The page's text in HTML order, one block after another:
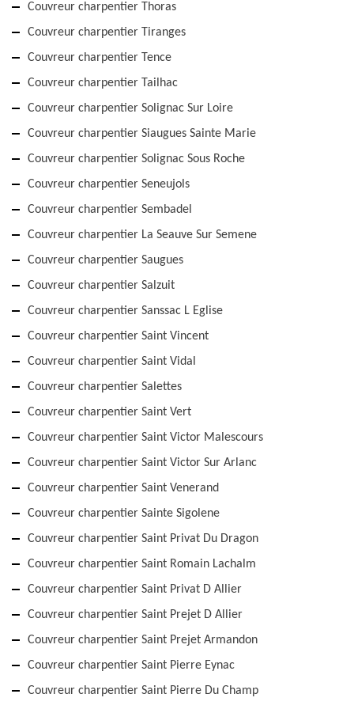
Couvreur charpentier Thoras
Couvreur charpentier Tiranges
Couvreur charpentier Tence
Couvreur charpentier Tailhac
Couvreur charpentier Solignac Sur Loire
Couvreur charpentier Siaugues Sainte Marie
Couvreur charpentier Solignac Sous Roche
Couvreur charpentier Seneujols
Couvreur charpentier Sembadel
Couvreur charpentier La Seauve Sur Semene
Couvreur charpentier Saugues
Couvreur charpentier Salzuit
Couvreur charpentier Sanssac L Eglise
Couvreur charpentier Saint Vincent
Couvreur charpentier Saint Vidal
Couvreur charpentier Salettes
Couvreur charpentier Saint Vert
Couvreur charpentier Saint Victor Malescours
Couvreur charpentier Saint Victor Sur Arlanc
Couvreur charpentier Saint Venerand
Couvreur charpentier Sainte Sigolene
Couvreur charpentier Saint Privat Du Dragon
Couvreur charpentier Saint Romain Lachalm
Couvreur charpentier Saint Privat D Allier
Couvreur charpentier Saint Prejet D Allier
Couvreur charpentier Saint Prejet Armandon
Couvreur charpentier Saint Pierre Eynac
Couvreur charpentier Saint Pierre Du Champ